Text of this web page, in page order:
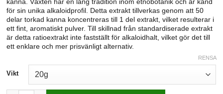
på
kundrecensioner
för sin unika alkaloidprofil. Detta extrakt tillverkas genom att 50
delar torkad kanna koncentreras till 1 del extrakt, vilket resulterar i
ett fint, aromatiskt pulver. Till skillnad från standardiserade extrakt
är detta ratioextrakt inte fastställt för alkaloidhalt, vilket gör det till
ett enklare och mer prisvänligt alternativ.
Vikt
RENSA